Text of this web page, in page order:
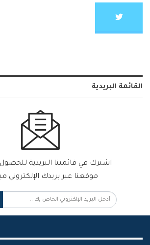
القائمة البريدية
اشترك في قائمتنا البريدية
موقعنا عبر بريدك الإلكتروني